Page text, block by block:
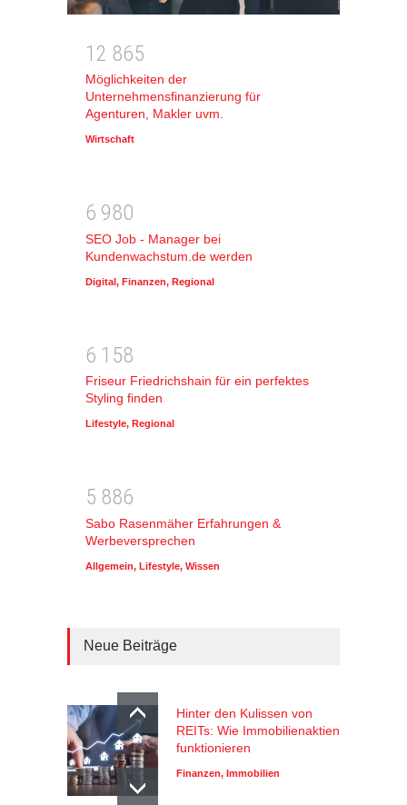
1 2 865
Möglichkeiten der
Unternehmensfinanzierung für
Agenturen, Makler uvm.
Wirtschaft
6 980
SEO Job - Manager bei
Kundenwachstum.de werden
Digital, Finanzen, Regional
6 1 58
Friseur Friedrichshain für ein perfektes
Styling finden
Lifestyle, Regional
5 886
Sabo Rasenmäher Erfahrungen &
Werbeversprechen
Allgemein, Lifestyle, Wissen
Neue Beiträge
Hinter den Kulissen von
REITs: Wie Immobilienaktien
funktionieren
Finanzen, Immobilien